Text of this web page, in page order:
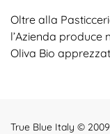
Oltre alla
l’Azienda produce
Oliva Bio
True Blue Italy ©